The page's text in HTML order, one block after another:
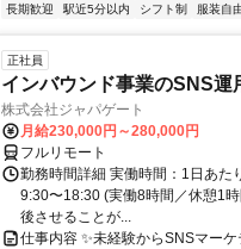
長期歓迎
駅近5分以内 シフト制 服装自
正社員
インバウンド事業のSNS運
株式会社ジャパゲート
月給230,000円～280,000円
フルリモート
勤務時間詳細 実働時間：1日あた
9:30〜18:30 (実働8時間／休憩1
後させることが...
仕事内容 ✨未経験からSNSマー